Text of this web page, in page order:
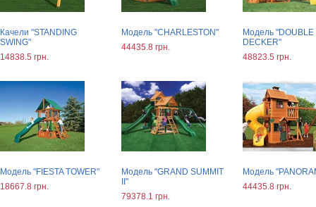
Качели "STANDING
SWING"
14838.5 грн.
Модель "CHARLESTON"
44435.8 грн.
Модель "DOUBLE
DECKER"
48823.5 грн.
Модель "FIESTA TOWER"
18667.8 грн.
Модель "GRAND SUMMIT
II"
79378.1 грн.
Модель
44435.8 грн.